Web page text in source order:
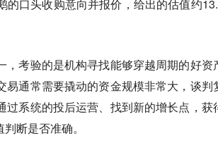
口头收购意向并报价，给出的估值约
，考验的是机构寻找能够穿越周期的好资
通常需要撬动的资金规模非常大，谈判
系统的投后运营、找到新的增长点 ，
断是否准确。